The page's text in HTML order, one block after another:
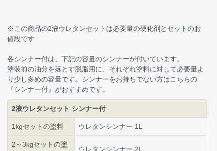
※この商品の2液ウレタンセットは必要量の硬化剤とセットのお
値段です
各シンナー付は、下記の容量のシンナーが付いています。
塗装前の油分を落とす脱脂用に、それぞれ塗料に対して必要量よ
り少し多めの容量です。シンナーをお持ちでない方はこちらの
『シンナー付』がおすすめです。
2液ウレタンセット シンナー付
1kgセットの塗料 ウレタンシンナー 1L
2～3kgセットの塗
ウレタンシンナー 2L